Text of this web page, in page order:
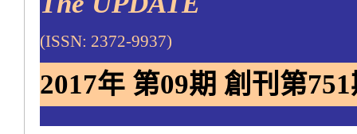
(ISSN: 2372-9937)
2017年 第09期 創刊第